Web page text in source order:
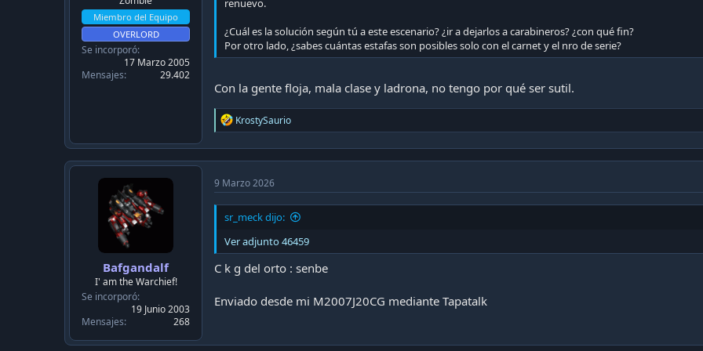
Miembro del Equipo
OVERLORD
Se incorporó
17 Marzo 2005
Mensajes
29.402
¿Cuál es la solución según tú a este escenario? ¿ir a dejarlos a carabineros? ¿con qué fin?
Por otro lado, ¿sabes cuántas estafas son posibles solo con el carnet y el nro de serie?
Con la gente floja, mala clase y ladrona, no tengo por qué ser sutil.
R
e
i
o
n
s
KrostySaurio
Bafgandalf
I' am the Warchief!
Se incorporó
19 Junio 2003
Mensajes
268
9 Marzo 2026
sr_meck dijo:
Ver adjunto 46459
C k g del orto : senbe
Enviado desde mi M2007J20CG mediante Tapatalk